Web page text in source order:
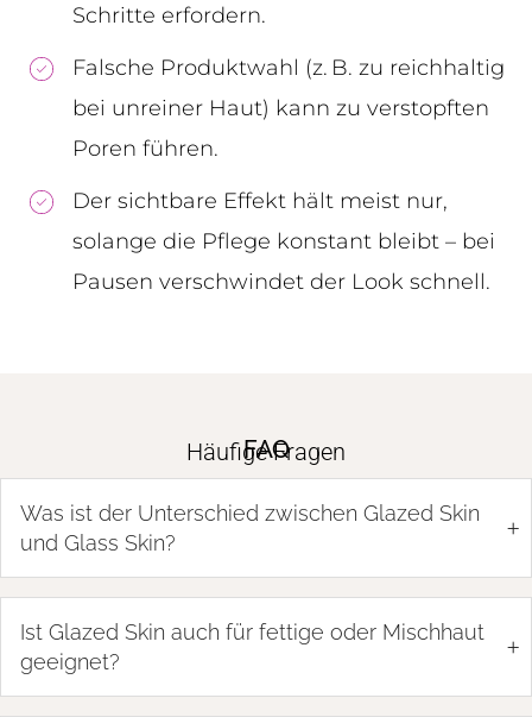
Schritte erfordern.
Falsche Produktwahl (z. B. zu reichhaltig
bei unreiner Haut) kann zu verstopften
Poren führen.
Der sichtbare Effekt hält meist nur,
solange die Pflege konstant bleibt – bei
Pausen verschwindet der Look schnell.
FAQ
Häufige Fragen
Was ist der Unterschied zwischen Glazed Skin
und Glass Skin?
+
Ist Glazed Skin auch für fettige oder Mischhaut
geeignet?
+